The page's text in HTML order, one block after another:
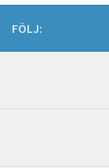
FÖLJ: